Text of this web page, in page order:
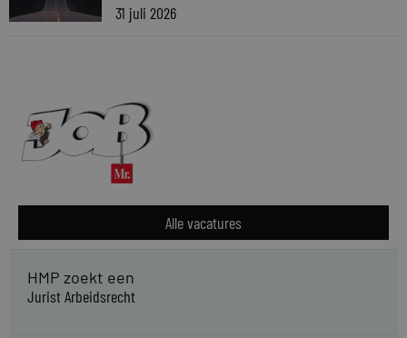
31 juli 2026
Alle vacatures
HMP zoekt een
Jurist Arbeidsrecht